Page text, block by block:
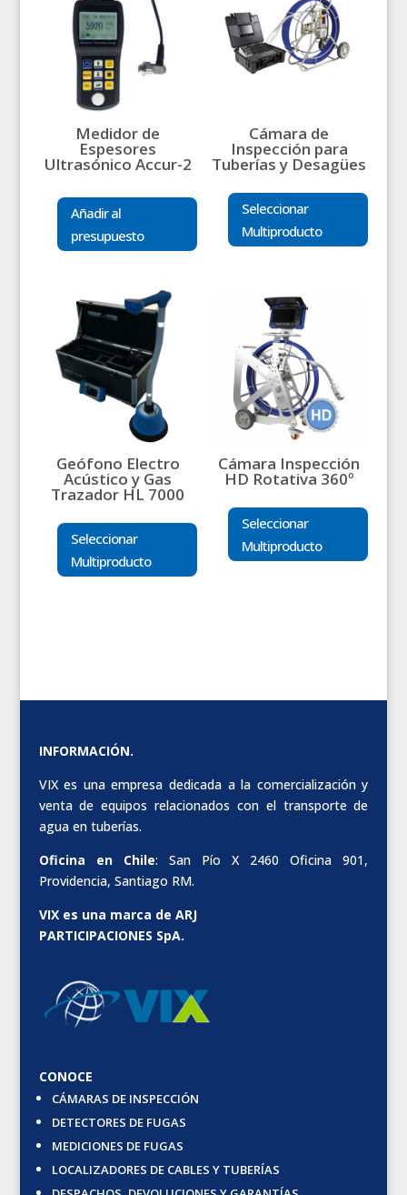
Medidor de
Espesores
Ultrasónico Accur-2
Añadir al
presupuesto
Cámara de
Inspección para
Tuberías y Desagües
Seleccionar
Multiproducto
Geófono Electro
Acústico y Gas
Trazador HL 7000
Seleccionar
Multiproducto
Cámara Inspección
HD Rotativa 360º
Seleccionar
Multiproducto
INFORMACIÓN.
VIX es una empresa dedicada a la comercialización y
venta de equipos relacionados con el transporte de
agua en tuberías.
Oficina en Chile: San Pío X 2460 Oficina 901,
Providencia, Santiago RM.
VIX es una marca de ARJ
PARTICIPACIONES SpA.
CONOCE
CÁMARAS DE INSPECCIÓN
DETECTORES DE FUGAS
MEDICIONES DE FUGAS
LOCALIZADORES DE CABLES Y TUBERÍAS